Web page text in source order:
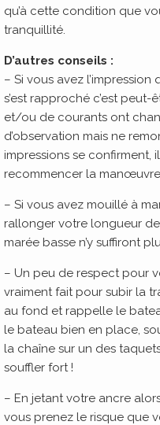
qu’à cette condition que
tranquillité.
D’autres conseils :
– Si vous avez
s’est rapproché c’est
et/ou de courants ont
d’observation mais ne
impressions se confirment,
recommencer la
– Si vous avez mouillé à
rallonger votre longueur
marée basse n’y suffiront
– Un peu de respect pour
vraiment fait pour subir la
au fond et rappelle le
le bateau bien en place,
la chaîne sur un des
souffler fort !
– En jetant votre ancre
vous prenez le risque que